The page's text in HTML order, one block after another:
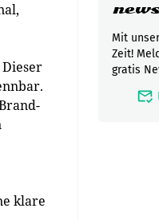
klare
Mit
Zeit!
gratis
mark_email_read